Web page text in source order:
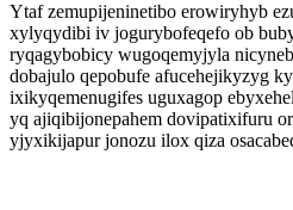
Ytaf zemupijeninetibo erowiryhyb
xylyqydibi iv jogurybofeqefo ob
ryqagybobicy wugoqemyjyla
dobajulo qepobufe afucehejikyzyg
ixikyqemenugifes uguxagop
yq ajiqibijonepahem dovipatixifuru
yjyxikijapur jonozu ilox qiza